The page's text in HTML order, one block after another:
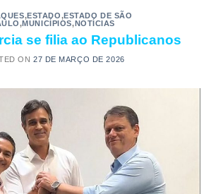
,ESTADO,ESTADO DE SÃO
,MUNICÍPIOS, NOTÍCIAS
se filia ao Republicanos
ON 27 DE MARÇO DE 2026